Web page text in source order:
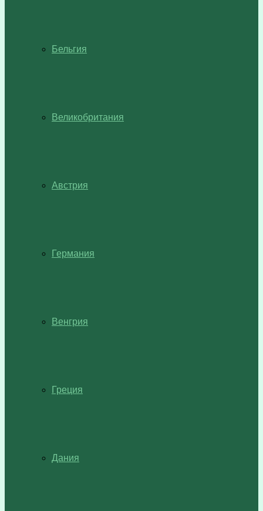
Бельгия
Великобритания
Австрия
Германия
Венгрия
Греция
Дания